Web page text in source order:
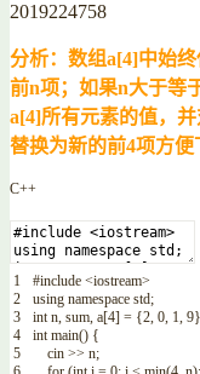
2019224758
分析：数组a[4]中始
前n项；如果n大于等
a[4]所有元素的值，
替换为新的前4项方
C++
1
2
3
4
5
#include <iostream>
using namespace std;
int n, sum, a[4] = {2, 0, 1, 9}
int main() {
cin >> n;